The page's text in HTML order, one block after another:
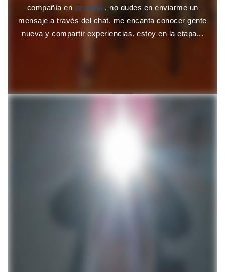
compañía en ozumba , no dudes en enviarme un
mensaje a través del chat. me encanta conocer gente
nueva y compartir experiencias. estoy en la etapa...